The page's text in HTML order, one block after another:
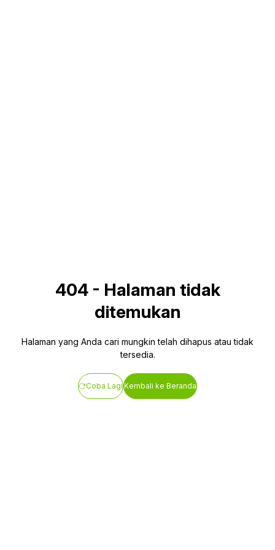
404- Halaman tidak
ditemukan
Halaman yang Anda cari mungkin telah dihapus atau tidak
tersedia.
Coba LagiKembali ke Beranda